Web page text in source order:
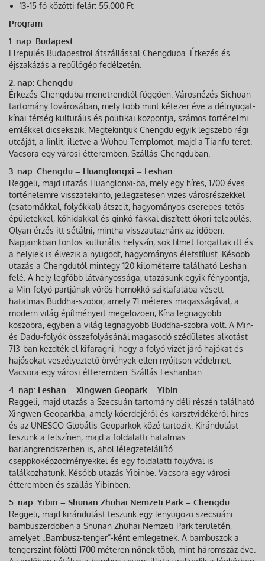
13-15 fő közötti felár: 55.000 Ft
Program
1. nap: Budapest
Elrepülés Budapestről átszállással Chengduba. Étkezés és
éjszakázás a repülőgép fedélzetén.
2. nap: Chengdu
Érkezés Chengduba menetrendtől függően. Városnézés Sichuan
tartomány fővárosában, mely több mint kétezer éve a délnyugat-
kínai térség kulturális és politikai központja, számos történelmi
emlékkel dicsekszik. Megtekintjük Chengdu egyik legszebb régi
utcáját, a Jinlit, illetve a Wuhou Templomot, majd a Tianfu teret.
Vacsora egy városi étteremben. Szállás Chengduban.
3. nap: Chengdu – Huanglongxi – Leshan
Reggeli, majd utazás Huanglonxi-ba, mely egy híres, 1700 éves
történelemre visszatekintő, jellegzetesen vizes városrészekkel
(csatornákkal, folyókkal) átszelt, hagyományos cserepes-tetős
épületekkel, kőhidakkal és ginkó-fákkal díszített ókori település.
Olyan érzés itt sétálni, mintha visszautaznánk az időben.
Napjainkban fontos kulturális helyszín, sok filmet forgattak itt és
a helyiek is élvezik a nyugodt, hagyományos életstílust. Később
utazás a Chengdutól mintegy 120 kilométerre található Leshan
felé. A hely legfőbb látványossága, utazásunk egyik fénypontja,
a Min-folyó partjának vörös homokkő sziklafalába vésett
hatalmas Buddha-szobor, amely 71 méteres magasságával, a
modern világ építményeit megelőzően, Kína legnagyobb
kőszobra, egyben a világ legnagyobb Buddha-szobra volt. A Min-
és Dadu-folyók összefolyásánál magasodó szédületes alkotást
713-ban kezdték el kifaragni, hogy a folyó vizét járó hajókat és
hajósokat veszélyeztető örvények ellen nyújtson védelmet.
Vacsora egy városi étteremben. Szállás Leshanban.
4. nap: Leshan – Xingwen Geopark – Yibin
Reggeli, majd utazás a Szecsuán tartomány déli részén található
Xingwen Geoparkba, amely kőerdejéről és karsztvidékéről híres
és az UNESCO Globális Geoparkok közé tartozik. Kirándulást
teszünk a felszínen, majd a földalatti hatalmas
barlangrendszerben is, ahol lélegzetelállító
cseppkőképződményekkel és egy földalatti folyóval is
találkozhatunk. Később utazás Yibinbe. Vacsora egy városi
étteremben és szállás Yibinben.
5. nap: Yibin – Shunan Zhuhai Nemzeti Park – Chengdu
Reggeli, majd kirándulást teszünk egy lenyűgöző szecsuáni
bambuszerdőben a Shunan Zhuhai Nemzeti Park területén,
amelyet „Bambusz-tenger”-ként emlegetnek. A bambuszok a
tengerszint fölötti 1700 méteren nőnek több, mint háromszáz éve.